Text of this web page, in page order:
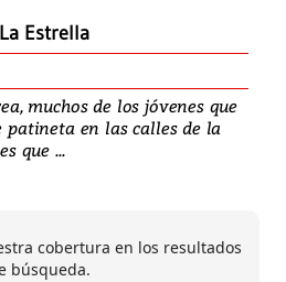
Estrella
muchos de los jóvenes que
patineta en las calles de la
que ...
cobertura en los resultados
búsqueda.